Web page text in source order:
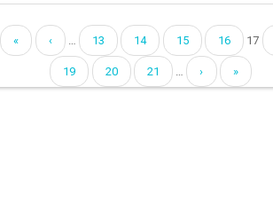
Pages
« ‹ … 13 14 15 16 17
19 20 21 … › »